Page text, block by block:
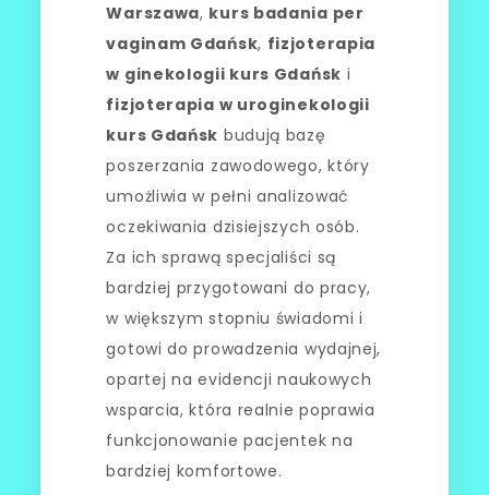
Warszawa, kurs badania per
vaginam Gdańsk, fizjoterapia
w ginekologii kurs Gdańsk i
fizjoterapia w uroginekologii
kurs Gdańsk budują bazę
poszerzania zawodowego, który
umożliwia w pełni analizować
oczekiwania dzisiejszych osób.
Za ich sprawą specjaliści są
bardziej przygotowani do pracy,
w większym stopniu świadomi i
gotowi do prowadzenia wydajnej,
opartej na evidencji naukowych
wsparcia, która realnie poprawia
funkcjonowanie pacjentek na
bardziej komfortowe.